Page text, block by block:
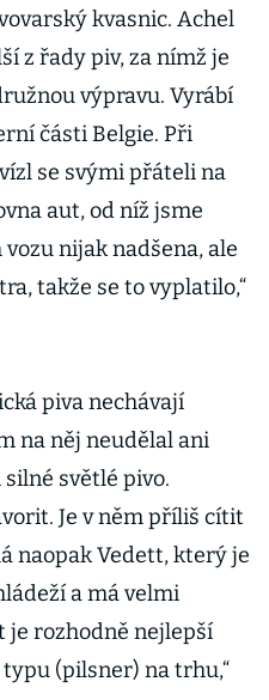
kvasnic. Achel
z řady piv, za nímž je
výpravu. Vyrábí
části Belgie. Při
se svými přáteli na
aut, od níž jsme
nijak nadšena, ale
takže se to vyplatilo,“
piva nechávají
na něj neudělal ani
světlé pivo.
Je v něm příliš cítit
naopak Vedett, který je
a má velmi
je rozhodně nejlepší
(pilsner) na trhu,“